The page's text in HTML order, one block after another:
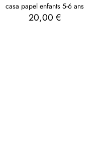
casa papel enfants 5-6 ans
20,00 €